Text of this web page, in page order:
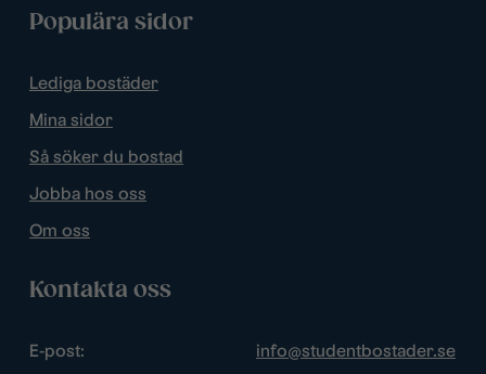
Populära sidor
Lediga bostäder
Mina sidor
Så söker du bostad
Jobba hos oss
Om oss
Kontakta oss
E-post:
info@studentbostader.se